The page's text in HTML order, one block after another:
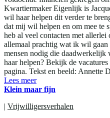
Kwartiermaker Eigenlijk is
wil haar helpen dit verder te
dat mij wil helpen en om mee te
heb al veel contacten met allerlei
allemaal prachtig wat ik wil
mensen nodig die
haar helpen? Bekijk de
pagina. Tekst en beeld: Annette
Lees meer
Klein maar fijn
| Vrijwilligersverhalen